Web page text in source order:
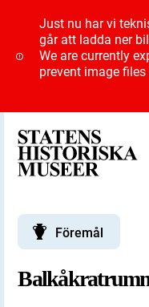
Just nu har vi
går att ladda ner
We are currently
prevent image
Föremål